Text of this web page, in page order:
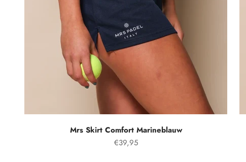
Mrs Skirt Comfort Marineblauw
Prezzo speciale
€39,95